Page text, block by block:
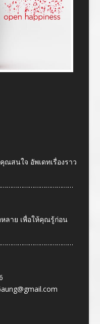
ณสนใจ อัพเดทเรื่องราว
ลาย เพื่อให้คุณรู้ก่อน